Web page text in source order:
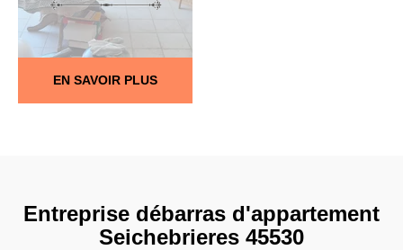
EN SAVOIR PLUS
Entreprise débarras d'appartement
Seichebrieres 45530